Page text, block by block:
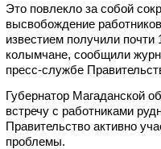
Это повлекло за собой
высвобождение
известием получили почти
колымчане, сообщили
пресс-службе
Губернатор Магаданской
встречу с работниками
Правительство активно
проблемы.